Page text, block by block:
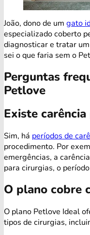
João, dono de um gato
especializado coberto
diagnosticar e tratar
sei o que faria sem o
Perguntas
Petlove
Existe
Sim, há períodos de
procedimento. Por
emergências, a
para cirurgias, o
O plano cobre
O plano Petlove Ideal
tipos de cirurgias,